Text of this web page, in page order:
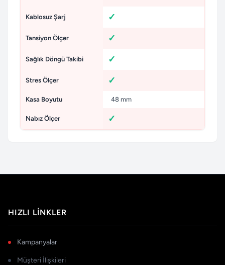
Kablosuz Şarj
Tansiyon Ölçer
Sağlık Döngü Takibi
Stres Ölçer
Kasa Boyutu 48 mm
Nabız Ölçer
HIZLI LINKLER
Kampanyalar
Müşteri İlişkileri